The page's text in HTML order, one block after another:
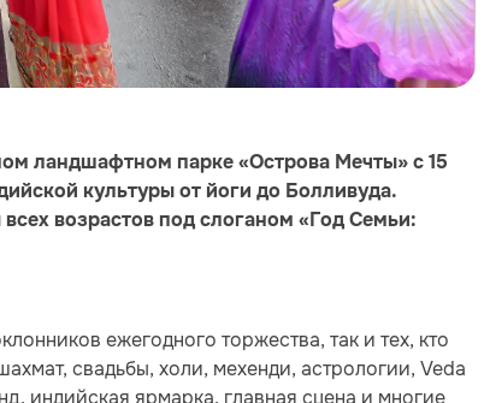
ландшафтном парке «Острова Мечты» с 15
культуры от йоги до Болливуда.
возрастов под слоганом «Год Семьи:
ежегодного торжества, так и тех, кто
свадьбы, холи, мехенди, астрологии, Veda